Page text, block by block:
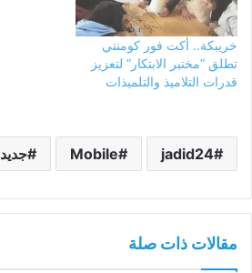
خريبكة.. أكت فور كومنتي
تطلق “مختبر الابتكار” لتعزيز
قدرات التلاميذ والتلميذات
jadid24
Mobile جديد24
مقالات ذات صلة